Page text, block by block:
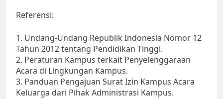
Referensi:
1. Undang-Undang Republik Indonesia Nomor 12
Tahun 2012 tentang Pendidikan Tinggi.
2. Peraturan Kampus terkait Penyelenggaraan
Acara di Lingkungan Kampus.
3. Panduan Pengajuan Surat Izin Kampus Acara
Keluarga dari Pihak Administrasi Kampus.